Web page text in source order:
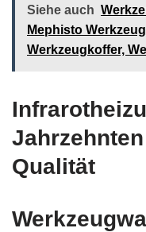
Siehe auch
Mephisto
Werkzeugkoffer,
Qualität